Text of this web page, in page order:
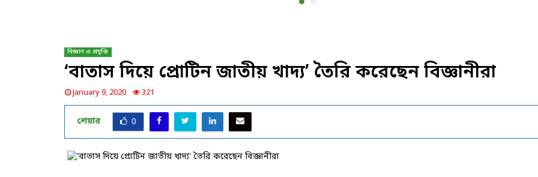
বিজ্ঞান ও প্রযুক্তি
‘বাতাস দিয়ে প্রোটিন জাতীয় খাদ্য’ তৈরি করেছেন বিজ্ঞানীরা
January 9, 2020 321
শেয়ার 0